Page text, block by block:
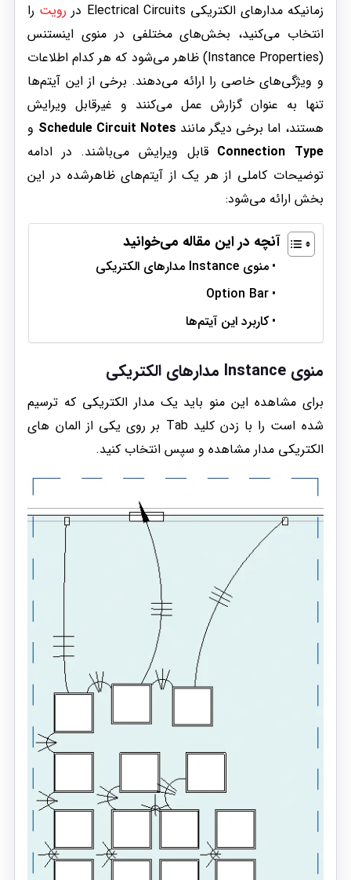
زمانیکه مدارهای الکتریکی Electrical Circuits در رویت را
انتخاب می‌کنید، بخش‌های مختلفی در منوی اینستنس
(Instance Properties) ظاهر می‌شود که هر کدام اطلاعات
و ویژگی‌های خاصی را ارائه می‌دهند. برخی از این آیتم‌ها
تنها به عنوان گزارش عمل می‌کنند و غیرقابل ویرایش
هستند، اما برخی دیگر مانند Schedule Circuit Notes و
Connection Type قابل ویرایش می‌باشند. در ادامه
توضیحات کاملی از هر یک از آیتم‌های ظاهرشده در این
بخش ارائه می‌شود:
آنچه در این مقاله می‌خوانید
منوی Instance مدارهای الکتریکی
Option Bar
کاربرد این آیتم‌ها
منوی Instance مدارهای الکتریکی
برای مشاهده این منو باید یک مدار الکتریکی که ترسیم
شده است را با زدن کلید Tab بر روی یکی از المان های
الکتریکی مدار مشاهده و سپس انتخاب کنید.